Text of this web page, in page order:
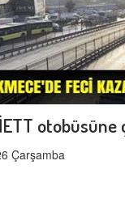
otobüsüne
Çarşamba